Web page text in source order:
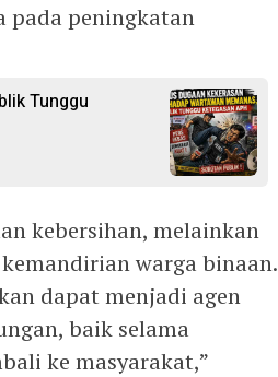
pada peningkatan
Tunggu
kebersihan, melainkan
warga binaan.
dapat menjadi agen
baik selama
ke masyarakat,”